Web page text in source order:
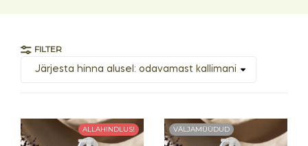
FILTER
ALLAHINDLUS! VÄLJAMÜÜDUD